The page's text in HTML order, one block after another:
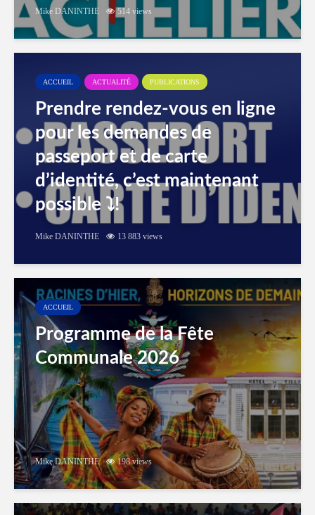
Mike DANINTHE 514 views
ACCUEIL ACTUALITÉ PUBLICATIONS
Prendre rendez-vous en ligne
pour les demandes de
passeport et de carte
d’identité, c’est maintenant
possible ⤵️!
Mike DANINTHE 13 883 views
ACCUEIL
Programme de la Fête
Communale 2026
Mike DANINTHE 198 views